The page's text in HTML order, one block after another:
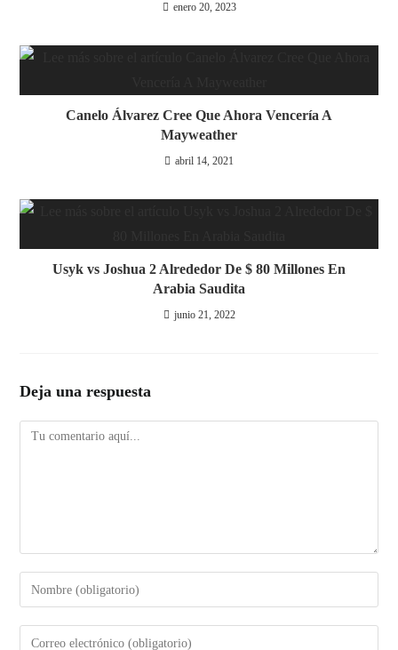
enero 20, 2023
Canelo Álvarez Cree Que Ahora Vencería A
Mayweather
abril 14, 2021
Usyk vs Joshua 2 Alrededor De $ 80 Millones En
Arabia Saudita
junio 21, 2022
Deja una respuesta
Comentario
Introduce
tu
nombre
Introduce